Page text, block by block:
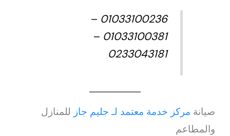
01033100236 –
01033100381 –
0233043181
صيانة مركز خدمة معتمد لـ جليم جاز للمنازل
والمطاعم